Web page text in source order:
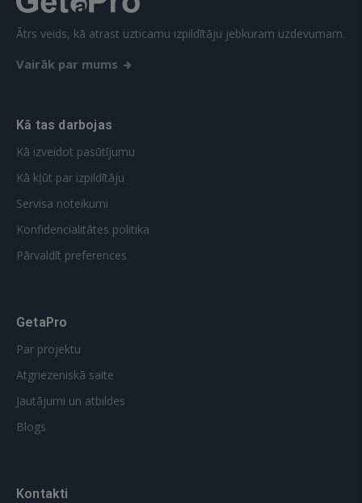
Ātrs veids, kā atrast uzticamu izpildītāju jebkuram uzdevumam.
Vairāk par mums
Kā tas darbojas
Kā izveidot pasūtījumu
Kā kļūt par izpildītāju
Servisa noteikumi
Konfidencialitātes politika
Pārvaldīt preferences
GetaPro
Par projektu
Atgriezeniskā saite
Jautājumi un atbildes
Blogs
Kontakti